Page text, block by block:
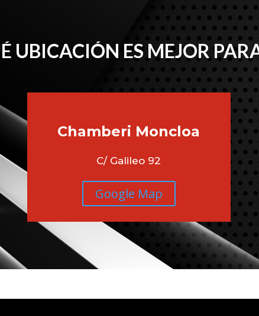
UBICACIÓN ES MEJOR
Chamberi Moncloa
C/ Galileo 92
Google Map